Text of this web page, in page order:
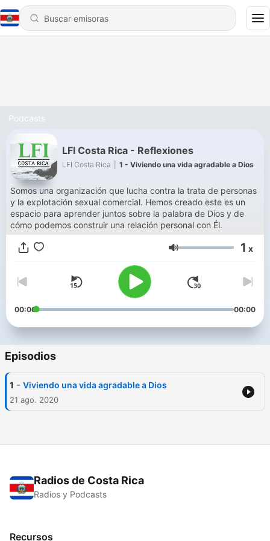
Podcasts
LFI Costa Rica - Reflexiones
LFI Costa Rica 1 - Viviendo una vida agradable a Dios
Somos una organización que lucha contra la trata de personas
y la explotación sexual comercial. Hemos creado este es un
espacio para aprender juntos sobre la palabra de Dios y de
cómo podemos construir una relación personal con Él.
Volumen 1 x
00:00 00:00
Episodios
1 - Viviendo una vida agradable a Dios
21 ago. 2020
Radios de Costa Rica
Radios y Podcasts
Recursos